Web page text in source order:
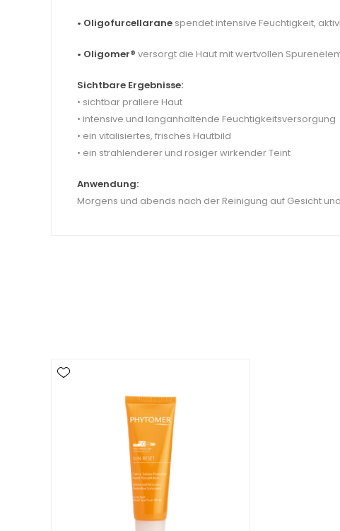
• Oligofurcellarane spendet intensive Feuchtigkeit,
• Oligomer® versorgt die Haut mit wertvollen
Sichtbare Ergebnisse:
• sichtbar prallere Haut
• intensive und langanhaltende Feuchtigkeitsversorgung
• ein vitalisiertes, frisches Hautbild
• ein strahlenderer und rosiger wirkender Teint
Anwendung:
Morgens und abends nach der Reinigung auf Gesicht